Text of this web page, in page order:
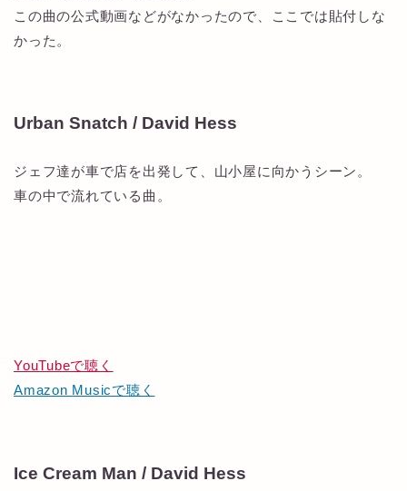
この曲の公式動画などがなかったので、ここでは貼付しな
かった。
Urban Snatch / David Hess
ジェフ達が車で店を出発して、山小屋に向かうシーン。
車の中で流れている曲。
YouTubeで聴く
Amazon Musicで聴く
Ice Cream Man / David Hess